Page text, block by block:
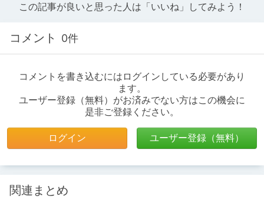
この記事が良いと思った人は「いいね」してみよう！
コメント 0件
コメントを書き込むにはログインしている必要があり
ます。
ユーザー登録（無料）がお済みでない方はこの機会に
是非ご登録ください。
ログイン ユーザー登録（無料）
関連まとめ